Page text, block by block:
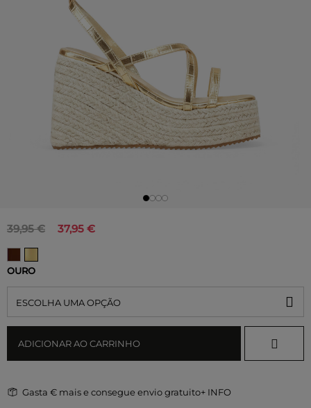
37,95 €
39,95 €
OURO
ESCOLHA UMA OPÇÃO
ADICIONAR AO CARRINHO
Gasta € mais e consegue envio gratuito+ INFO